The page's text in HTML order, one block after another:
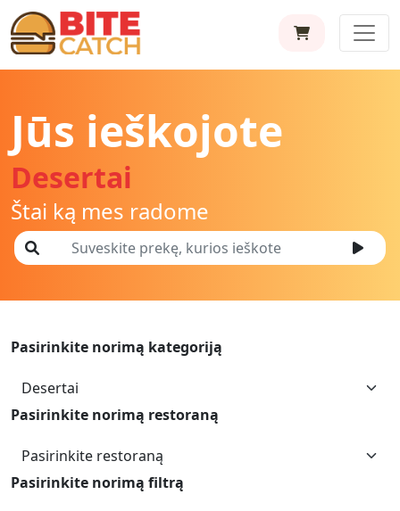
Jūs ieškojote
Desertai
Štai ką mes radome
Pasirinkite norimą kategoriją
Pasirinkite norimą restoraną
Pasirinkite norimą filtrą